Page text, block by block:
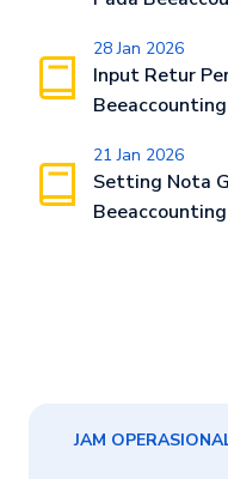
28 Jan 2026
Input Retur
Beeaccounting
21 Jan 2026
Setting Nota
Beeaccounting
JAM